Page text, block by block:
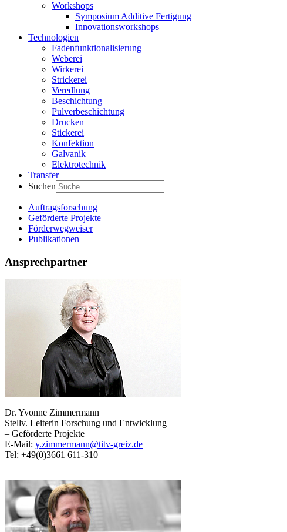
Workshops
Symposium Additive Fertigung
Innovationsworkshops
Technologien
Fadenfunktionalisierung
Weberei
Wirkerei
Strickerei
Veredlung
Beschichtung
Pulverbeschichtung
Drucken
Stickerei
Konfektion
Galvanik
Elektrotechnik
Transfer
Suchen
Auftragsforschung
Geförderte Projekte
Förderwegweiser
Publikationen
Ansprechpartner
Dr. Yvonne Zimmermann
Stellv. Leiterin Forschung und Entwicklung
– Geförderte Projekte
E-Mail: y.zimmermann@titv-greiz.de
Tel: +49(0)3661 611-310